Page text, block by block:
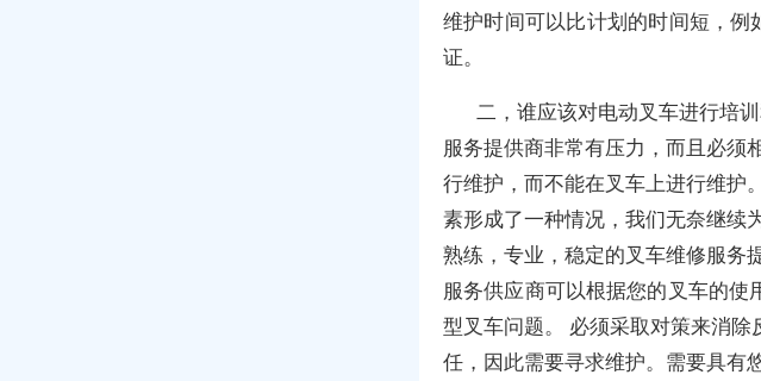
维护时间可以比计划的时间短，
证。
二，谁应该对电动叉车进行培
服务提供商非常有压力，而且必须
行维护，而不能在叉车上进行维护
素形成了一种情况，我们无奈继续
熟练，专业，稳定的叉车维修服务
服务供应商可以根据您的叉车的
型叉车问题。 必须采取对策来消
任，因此需要寻求维护。需要具有